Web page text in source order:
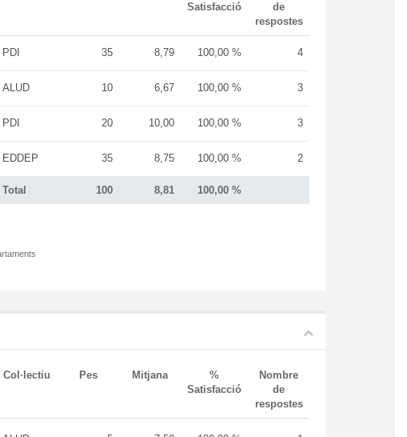
Satisfacció
de
respostes
Total 100 8,81 100,00 %
PDI 35 8,79 100,00 % 4
ALUD 10 6,67 100,00 % 3
PDI 20 10,00 100,00 % 3
EDDEP 35 8,75 100,00 % 2
Col·lectiu Pes Mitjana
%
Satisfacció
Nombre
de
respostes